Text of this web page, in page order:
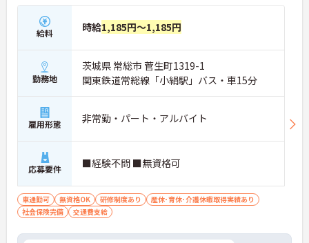
給料 時給1,185円～1,185円
勤務地
茨城県 常総市 菅生町1319-1
関東鉄道常総線「小絹駅」バス・車15分
雇用形態 非常勤・パート・アルバイト
応募要件 ■経験不問 ■無資格可
車通勤可 無資格OK 研修制度あり
産休･育休･介護休暇取得実績あり
社会保険完備
交通費支給